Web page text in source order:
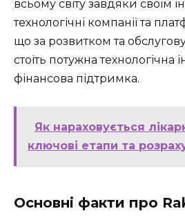
всьому світу завдяки своїм
технологічні компанії та
що за розвитком та
стоїть потужна технологічна
фінансова підтримка.
Як нараховується
ключові етапи та
Основні факти про